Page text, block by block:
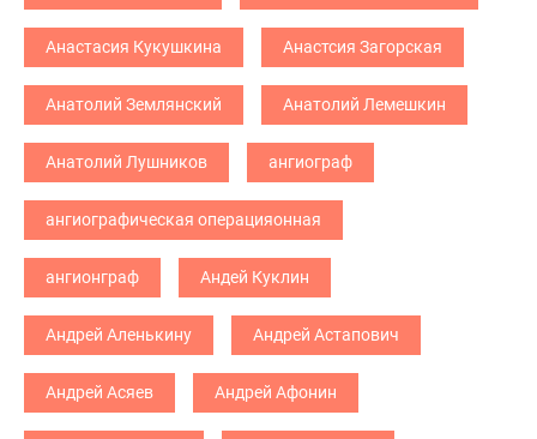
Анастасия Кукушкина Анастсия Загорская
Анатолий Землянский Анатолий Лемешкин
Анатолий Лушников ангиограф
ангиографическая операцияонная
ангионграф Андей Куклин
Андрей Аленькину Андрей Астапович
Андрей Асяев Андрей Афонин